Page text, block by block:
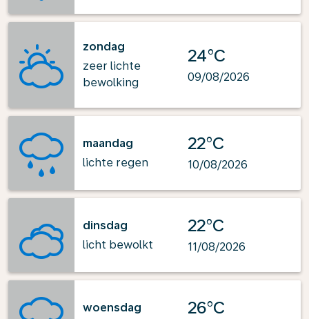
zondag
zeer lichte
bewolking
24°C
09/08/2026
maandag
lichte regen
22°C
10/08/2026
dinsdag
licht bewolkt
22°C
11/08/2026
woensdag
26°C